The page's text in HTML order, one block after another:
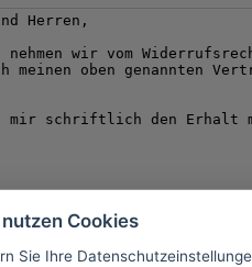
Cookies
Sie Ihre